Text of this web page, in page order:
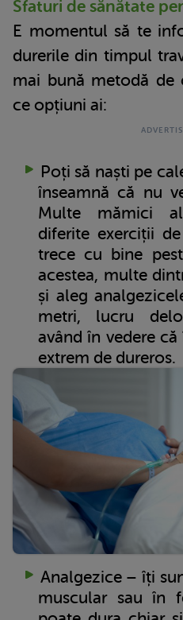
Sfaturi de sănătate
E momentul să te
durerile din timpul
mai bună metodă de
ce opțiuni ai:
Poți să naști pe
înseamnă că nu
Multe mămici
diferite exerciții
trece cu bine
acestea, multe
și aleg
metri, lucru
având în vedere
extrem de dureros.
Analgezice – îți
muscular sau în